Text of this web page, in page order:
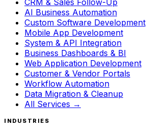
CRM & Sales Follow-Up
AI Business Automation
Custom Software Development
Mobile App Development
System & API Integration
Business Dashboards & BI
Web Application Development
Customer & Vendor Portals
Workflow Automation
Data Migration & Cleanup
All Services →
INDUSTRIES